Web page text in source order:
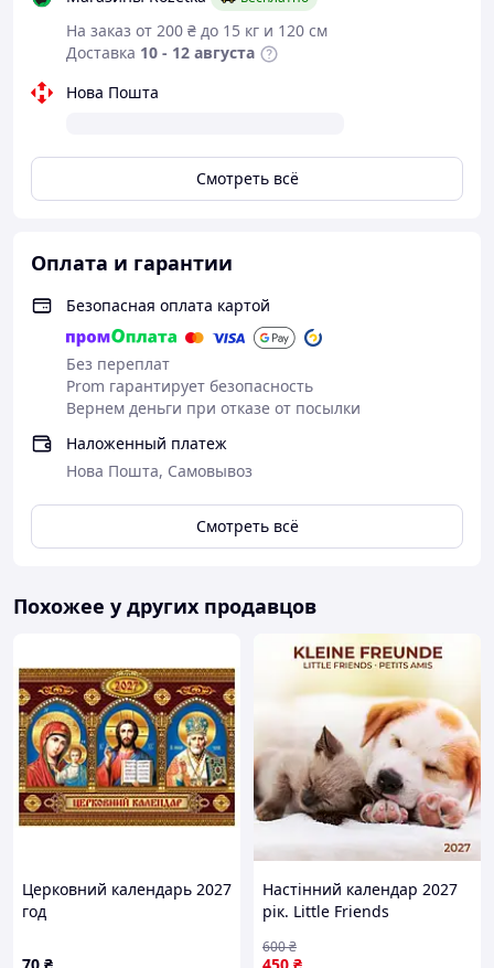
На заказ от 200 ₴ до 15 кг и 120 см
Доставка 10 - 12 августа
Нова Пошта
Смотреть всё
Оплата и гарантии
Безопасная оплата картой
Без переплат
Prom гарантирует безопасность
Вернем деньги при отказе от посылки
Наложенный платеж
Нова Пошта, Самовывоз
Смотреть всё
Похожее у других продавцов
Церковний календарь 2027
год
Настінний календар 2027
рік. Little Friends
600₴